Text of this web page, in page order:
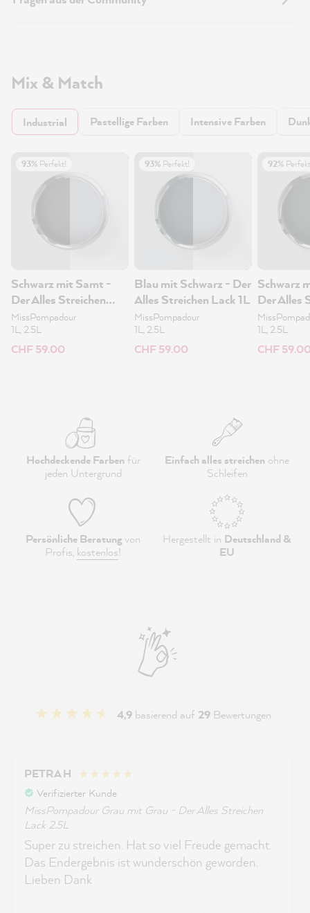
Mix & Match
Industrial Pastellige Farben Intensive Farben
93% Perfekt!
Schwarz mit Samt -
Der Alles Streichen
Lack 1L
MissPompadour
1L, 2.5L
CHF 59.00
93% Perfekt!
Blau mit Schwarz - Der
Alles Streichen Lack 1L
MissPompadour
1L, 2.5L
CHF 59.00
92%
Schwarz
Der Alles
Lack 1L
1L, 2.5L
CHF
Hochdeckende Farbenfür
jeden Untergrund
Einfach alles streichen ohne
Schleifen
Persönliche Beratungvon
Profis, kostenlos!
Hergestellt in Deutschland &
EU
4,9 basierend auf 29 Bewertungen
PETRA H
Verifizierter Kunde
MissPompadour Grau mit Grau - Der Alles Streichen
Lack 2.5L
Super zu streichen. Hat so viel Freude gemacht.
Das Endergebnis ist wunderschön geworden.
Lieben Dank